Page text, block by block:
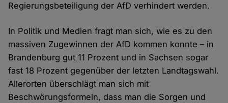
Regierungsbeteiligung der AfD verhindert werden.
In Politik und Medien fragt man sich, wie es zu den
massiven Zugewinnen der AfD kommen konnte – in
Brandenburg gut 11 Prozent und in Sachsen sogar
fast 18 Prozent gegenüber der letzten Landtagswahl.
Allerorten überschlägt man sich mit
Beschwörungsformeln, dass man die Sorgen und